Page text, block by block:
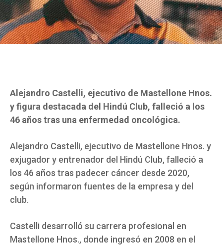
Alejandro Castelli, ejecutivo de Mastellone Hnos.
y figura destacada del Hindú Club, falleció a los
46 años tras una enfermedad oncológica.
Alejandro Castelli, ejecutivo de Mastellone Hnos. y
exjugador y entrenador del Hindú Club, falleció a
los 46 años tras padecer cáncer desde 2020,
según informaron fuentes de la empresa y del
club.
Castelli desarrolló su carrera profesional en
Mastellone Hnos., donde ingresó en 2008 en el